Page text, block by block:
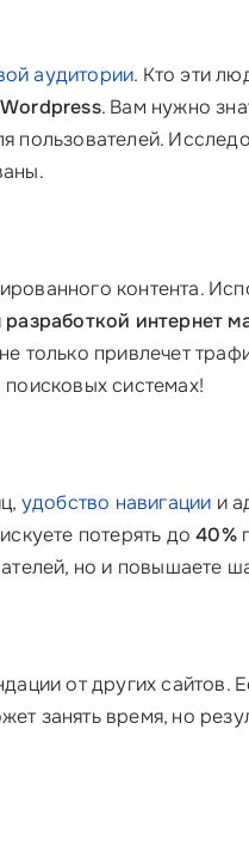
аудитории. Кто эти
. Вам нужно
пользователей.
контента.
разработкой интернет
только привлечет
системах!
удобство навигации и
потерять до40%
но и повышаете
от других
занять время, но